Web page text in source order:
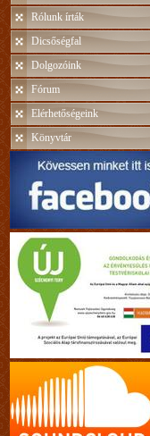
Rólunk írták
Dicsőségfal
Dolgozóink
Fórum
Elérhetőségeink
Könyvtár